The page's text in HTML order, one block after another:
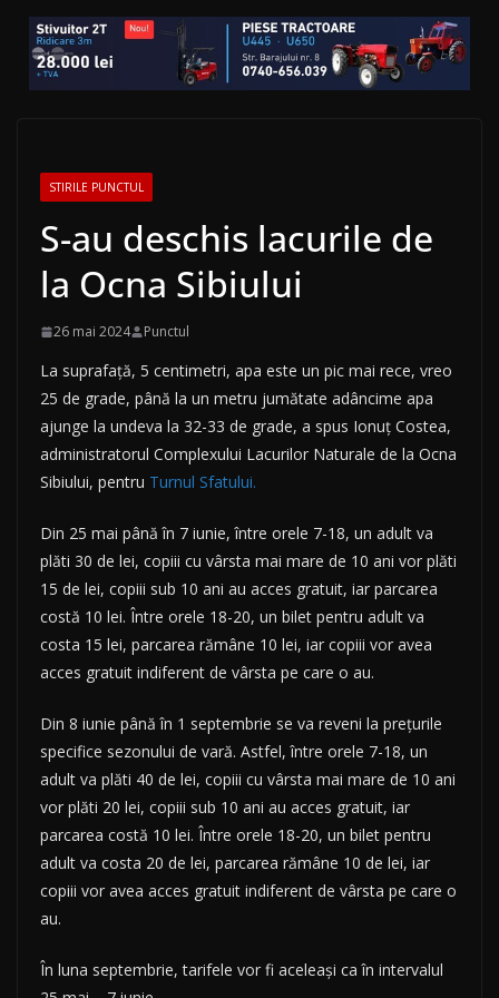
STIRILE PUNCTUL
S-au deschis lacurile de
la Ocna Sibiului
26 mai 2024 Punctul
La suprafață, 5 centimetri, apa este un pic mai rece, vreo
25 de grade, până la un metru jumătate adâncime apa
ajunge la undeva la 32-33 de grade, a spus Ionuț Costea,
administratorul Complexului Lacurilor Naturale de la Ocna
Sibiului, pentru Turnul Sfatului.
Din 25 mai până în 7 iunie, între orele 7-18, un adult va
plăti 30 de lei, copiii cu vârsta mai mare de 10 ani vor plăti
15 de lei, copiii sub 10 ani au acces gratuit, iar parcarea
costă 10 lei. Între orele 18-20, un bilet pentru adult va
costa 15 lei, parcarea rămâne 10 lei, iar copiii vor avea
acces gratuit indiferent de vârsta pe care o au.
Din 8 iunie până în 1 septembrie se va reveni la prețurile
specifice sezonului de vară. Astfel, între orele 7-18, un
adult va plăti 40 de lei, copiii cu vârsta mai mare de 10 ani
vor plăti 20 lei, copiii sub 10 ani au acces gratuit, iar
parcarea costă 10 lei. Între orele 18-20, un bilet pentru
adult va costa 20 de lei, parcarea rămâne 10 de lei, iar
copiii vor avea acces gratuit indiferent de vârsta pe care o
au.
În luna septembrie, tarifele vor fi aceleași ca în intervalul